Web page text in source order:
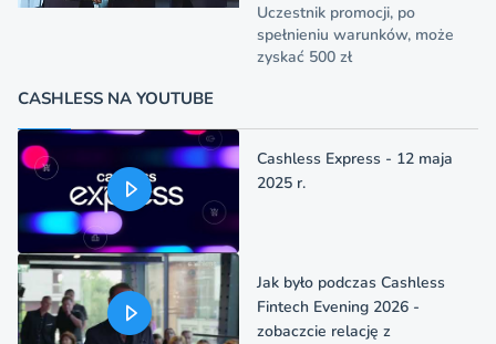
Uczestnik promocji, po
spełnieniu warunków, może
zyskać 500 zł
CASHLESS NA YOUTUBE
Cashless Express - 12 maja
2025 r.
Jak było podczas Cashless
Fintech Evening 2026 -
zobaczcie relację z